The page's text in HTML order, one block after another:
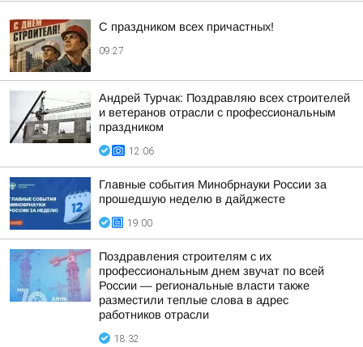
С праздником всех причастных!
09:27
Андрей Турчак: Поздравляю всех строителей
и ветеранов отрасли с профессиональным
праздником
12:06
Главные события Минобрнауки России за
прошедшую неделю в дайджесте
19:00
Поздравления строителям с их
профессиональным днем звучат по всей
России — региональные власти также
разместили теплые слова в адрес
работников отрасли
18:32